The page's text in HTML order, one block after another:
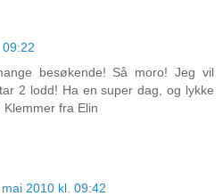
besøkende! Så moro! Jeg vil
2 lodd! Ha en super dag, og lykke
fra Elin
2010 kl. 09:42